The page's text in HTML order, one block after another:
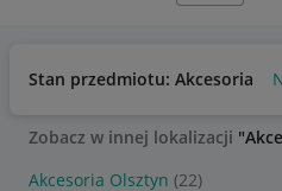
Stan przedmiotu: Akcesoria
Zobacz w innej lokalizacji
Akcesoria Olsztyn (22)